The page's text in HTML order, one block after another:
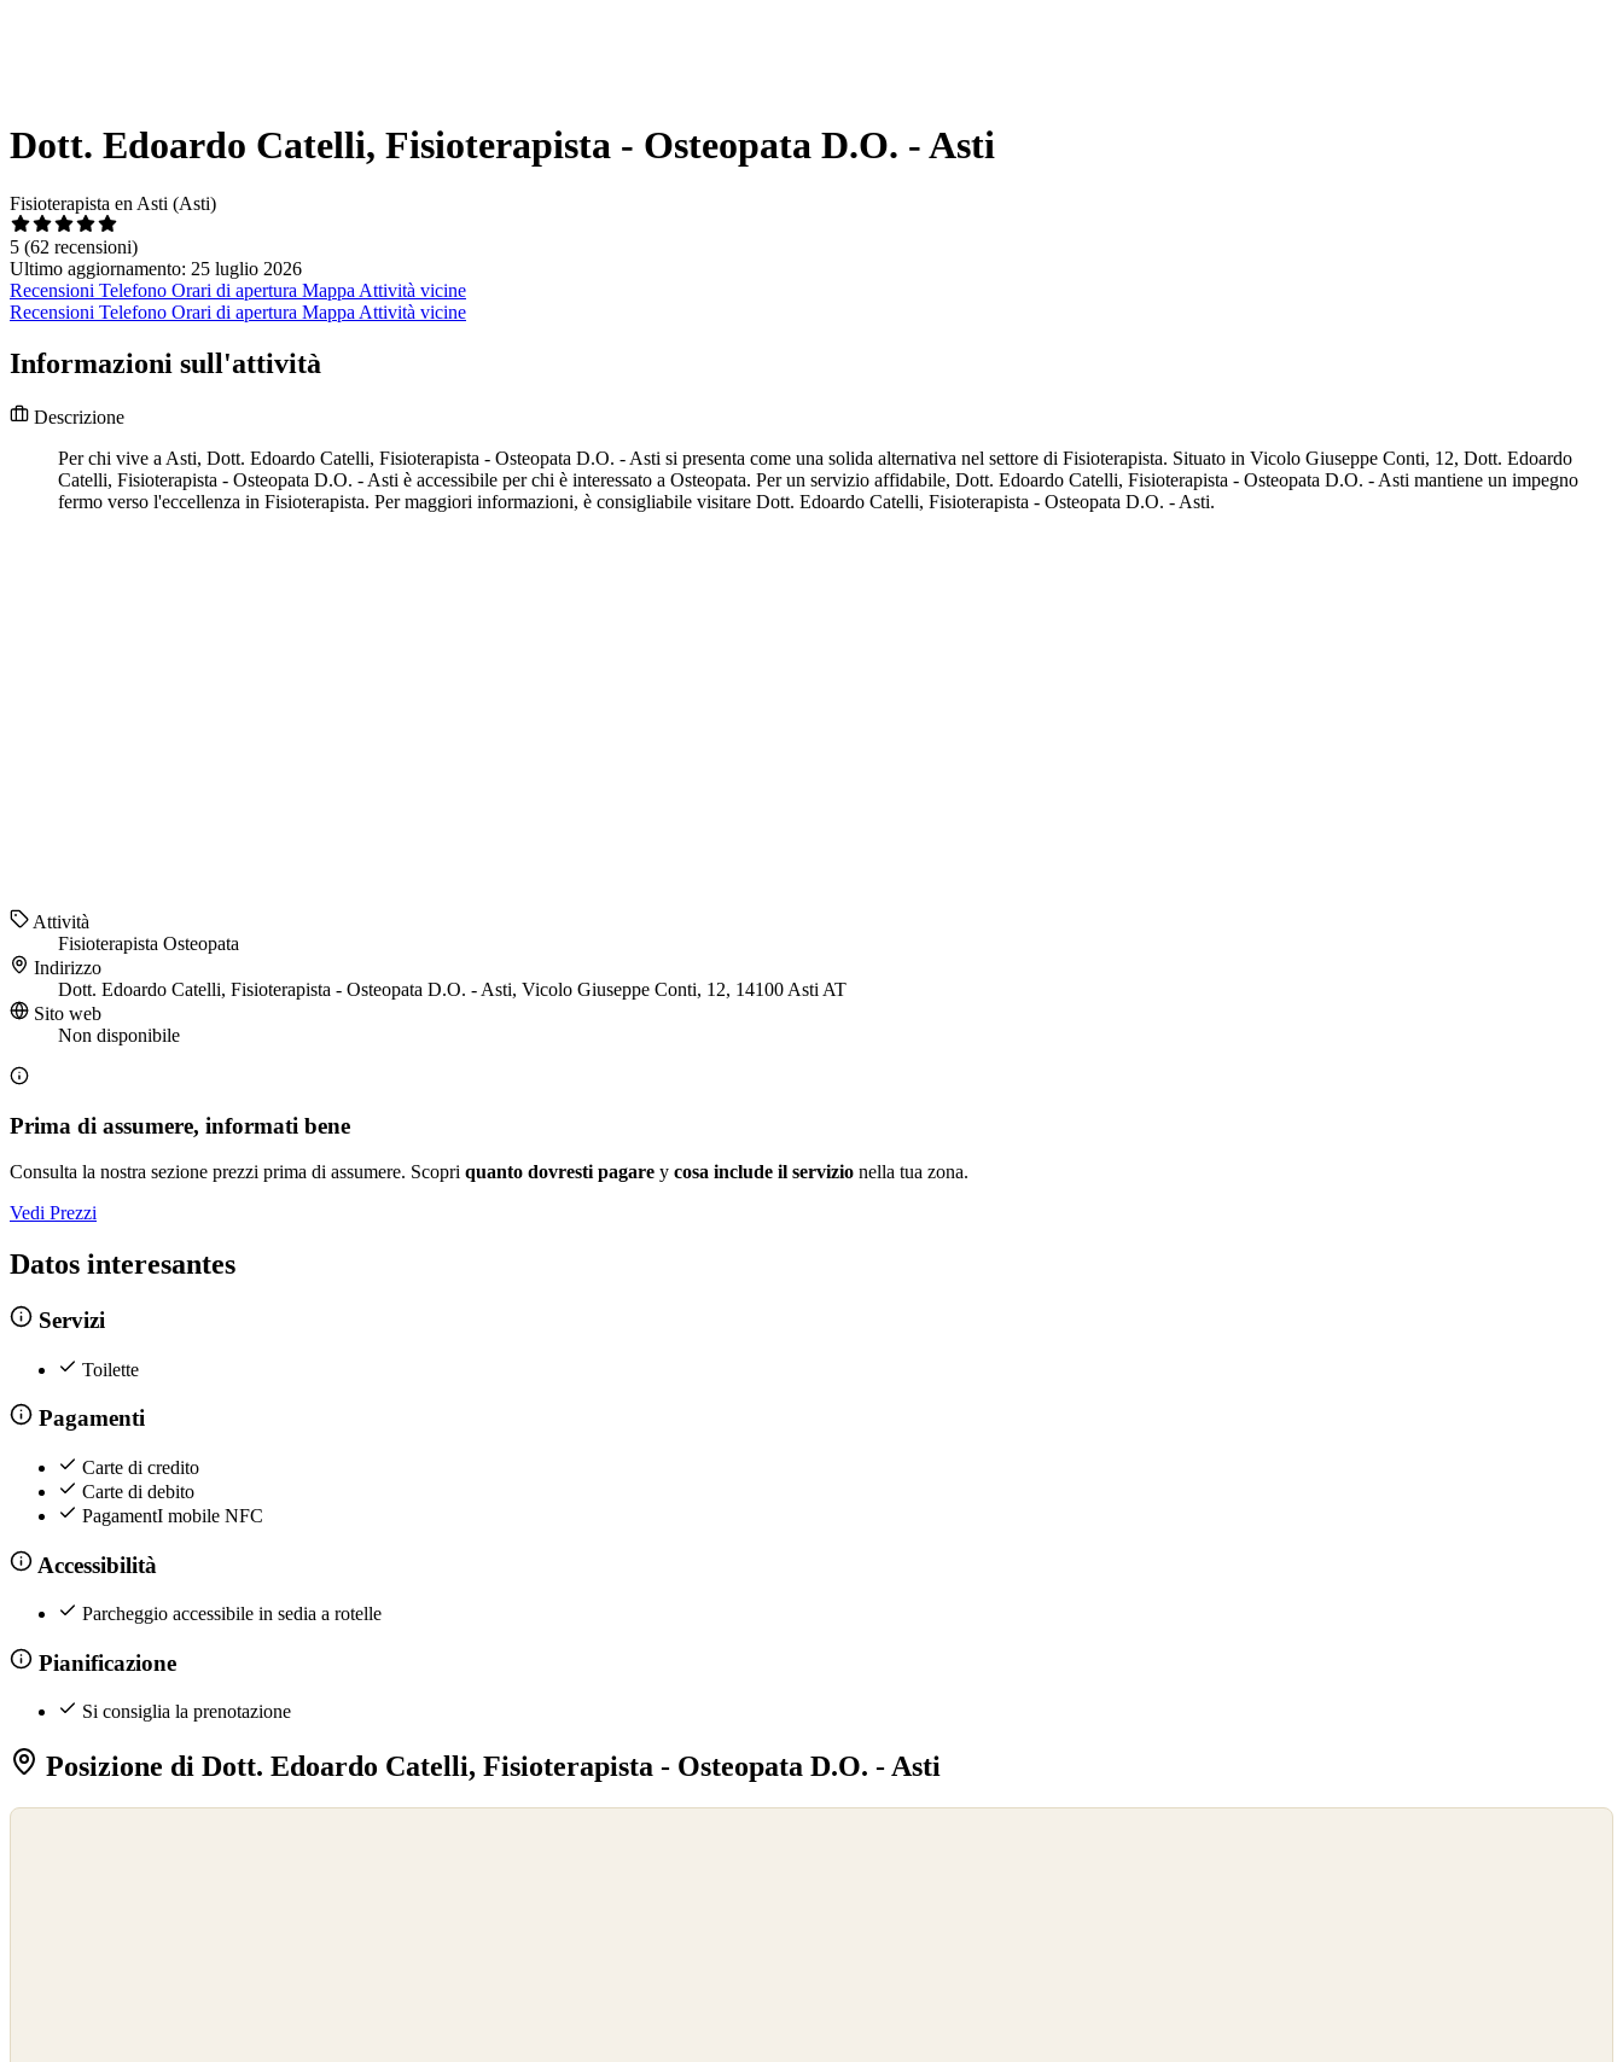
Dott. Edoardo Catelli, Fisioterapista - Osteopata D.O. - Asti
Fisioterapista en Asti (Asti)
5 (62 recensioni)
Ultimo aggiornamento: 25 luglio 2026
Recensioni Telefono Orari di apertura Mappa Attività vicine
Recensioni Telefono Orari di apertura Mappa Attività vicine
Informazioni sull'attività
Descrizione
Per chi vive a Asti, Dott. Edoardo Catelli, Fisioterapista - Osteopata D.O. - Asti si presenta come una solida alternativa nel settore di Fisioterapista. Situato in Vicolo Giuseppe Conti, 12, Dott. Edoardo
Catelli, Fisioterapista - Osteopata D.O. - Asti è accessibile per chi è interessato a Osteopata. Per un servizio affidabile, Dott. Edoardo Catelli, Fisioterapista - Osteopata D.O. - Asti mantiene un impegno
fermo verso l'eccellenza in Fisioterapista. Per maggiori informazioni, è consigliabile visitare Dott. Edoardo Catelli, Fisioterapista - Osteopata D.O. - Asti.
Attività
Fisioterapista Osteopata
Indirizzo
Dott. Edoardo Catelli, Fisioterapista - Osteopata D.O. - Asti, Vicolo Giuseppe Conti, 12, 14100 Asti AT
Sito web
Non disponibile
Prima di assumere, informati bene
Consulta la nostra sezione prezzi prima di assumere. Scopri quanto dovresti pagare y cosa include il servizio nella tua zona.
Vedi Prezzi
Datos interesantes
Servizi
Toilette
Pagamenti
Carte di credito
Carte di debito
PagamentI mobile NFC
Accessibilità
Parcheggio accessibile in sedia a rotelle
Pianificazione
Si consiglia la prenotazione
Posizione di Dott. Edoardo Catelli, Fisioterapista - Osteopata D.O. - Asti